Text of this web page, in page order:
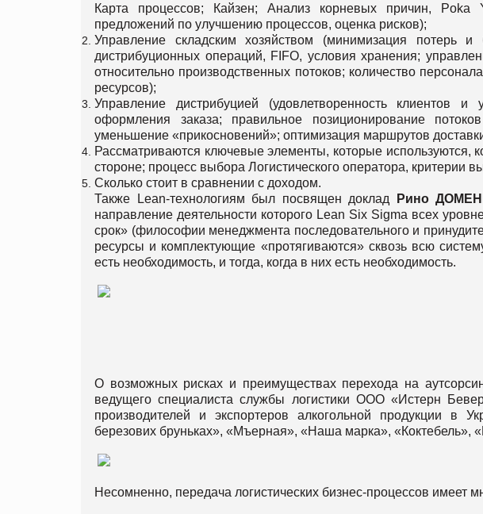
Карта процессов; Кайзен; Анализ корневых причин, Poka
предложений по улучшению процессов, оценка рисков);
Управление складским хозяйством (минимизация потерь
дистрибуционных операций, FIFO, условия хранения;
относительно производственных потоков; количество
ресурсов);
Управление дистрибуцией (удовлетворенность клиентов
оформления заказа; правильное позиционирование
уменьшение «прикосновений»; оптимизация маршрутов
Рассматриваются ключевые элементы, которые используются,
стороне; процесс выбора Логистического оператора, критерии
Сколько стоит в сравнении с доходом.
Также Lean-технологиям был посвящен доклад
Рино
направление деятельности которого Lean Six Sigma всех
срок» (философии менеджмента последовательного и
ресурсы и комплектующие «протягиваются» сквозь всю
есть необходимость, и тогда, когда в них есть необходимость.
О возможных рисках и преимуществах перехода на
ведущего специалиста службы логистики ООО «Истерн
производителей и экспортеров алкогольной продукции в
березових бруньках», «Мъерная», «Наша марка», «Коктебель»,
Несомненно, передача логистических бизнес-процессов имеет